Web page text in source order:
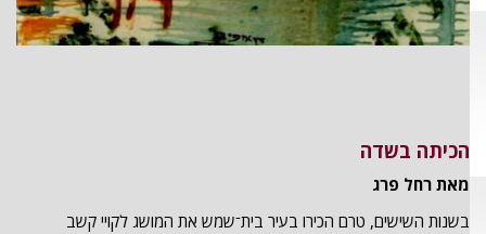
הכיתה בשדה
מאת רחל פרג
בשנות השישים, טרם הכירו בעיר בית־שמש את המושג לקויי קשב